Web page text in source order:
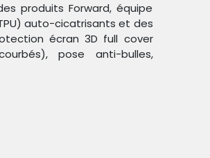
produits Forward, équipe
auto-cicatrisants et des
écran 3D full cover
pose anti-bulles,